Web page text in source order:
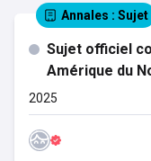
Annales : Sujet
Sujet officiel
Amérique du
2025